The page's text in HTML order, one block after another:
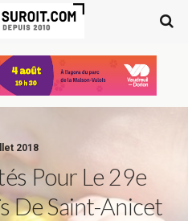
2018
Pour Le 29e
De Saint-Anicet